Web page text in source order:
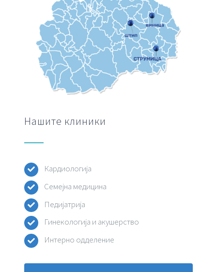
Нашите клиники
Кардиологија
Семејна медицина
Педијатрија
Гинекологија и акушерство
Интерно одделение